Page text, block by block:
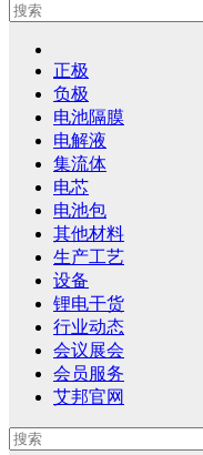
正极
负极
电池隔膜
电解液
集流体
电芯
电池包
其他材料
生产工艺
设备
锂电干货
行业动态
会议展会
会员服务
艾邦官网